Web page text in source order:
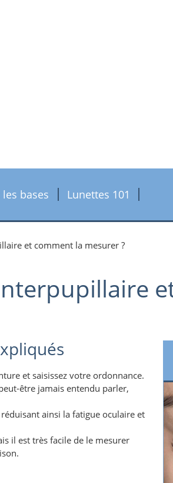
bases
Lunettes 101
et comment la mesurer ?
et saisissez votre ordonnance.
être jamais entendu parler,
ainsi la fatigue oculaire et
il est très facile de le mesurer